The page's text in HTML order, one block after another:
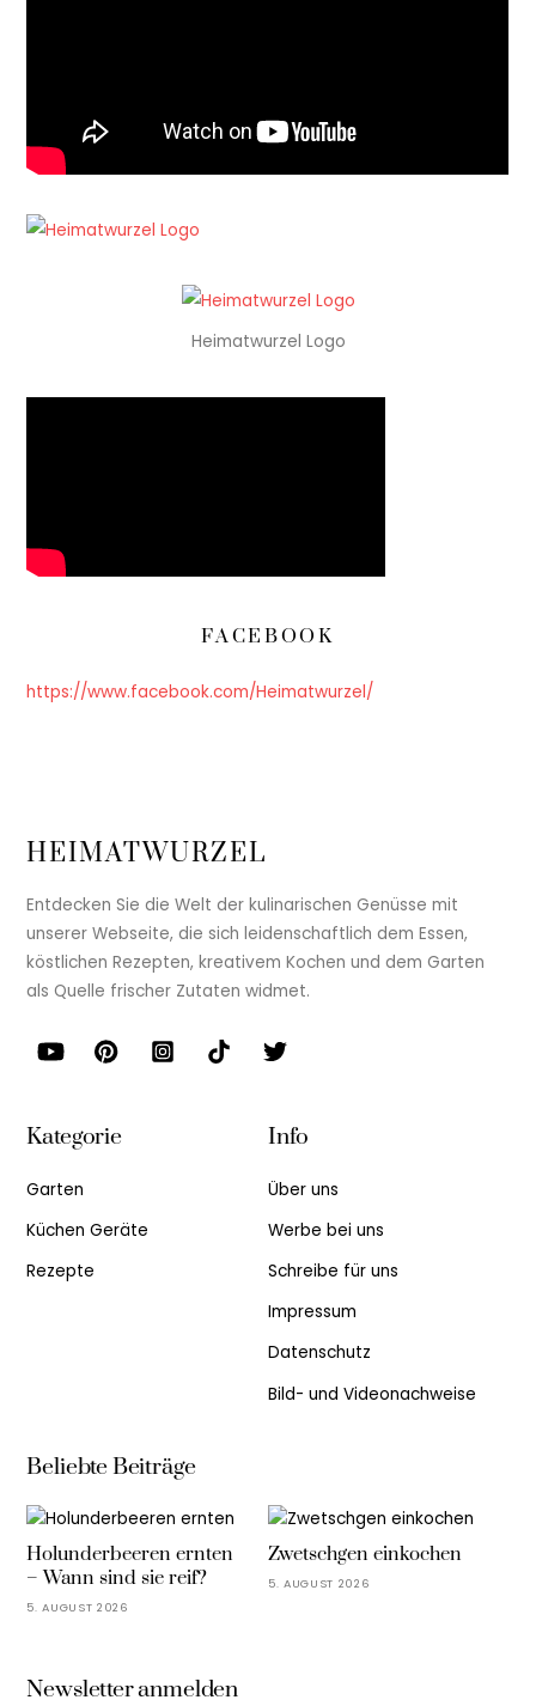
Heimatwurzel Logo
FACEBOOK
https://www.facebook.com/Heimatwurzel/
HEIMATWURZEL
Entdecken Sie die Welt der kulinarischen Genüsse mit
unserer Webseite, die sich leidenschaftlich dem Essen,
köstlichen Rezepten, kreativem Kochen und dem Garten
als Quelle frischer Zutaten widmet.
Kategorie
Garten
Küchen Geräte
Rezepte
Info
Über uns
Werbe bei uns
Schreibe für uns
Impressum
Datenschutz
Bild- und Videonachweise
Beliebte Beiträge
Holunderbeeren ernten
– Wann sind sie reif?
5. AUGUST 2026
Zwetschgen einkochen
5. AUGUST 2026
Newsletter anmelden